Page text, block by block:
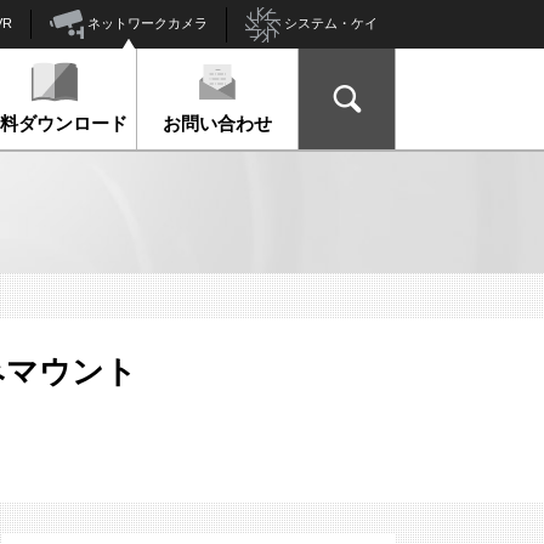
ネットワークカメラ システム・ケイ
ダウンロード お問い合わせ
ウント